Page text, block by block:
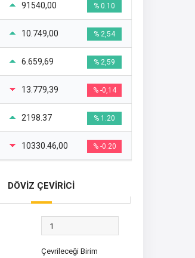
91540,00 % 0.10
10.749,00 % 2,54
6.659,69 % 2,59
13.779,39 % -0,14
2198.37 % 1.20
10330.46,00 % -0.20
DÖVİZ ÇEVİRİCİ
Çevrileceği Birim